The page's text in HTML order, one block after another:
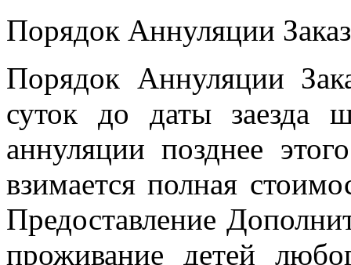
Порядок Аннуляции
Порядок Аннуляции
суток до даты заезда
аннуляции позднее
взимается полная
Предоставление
проживание детей